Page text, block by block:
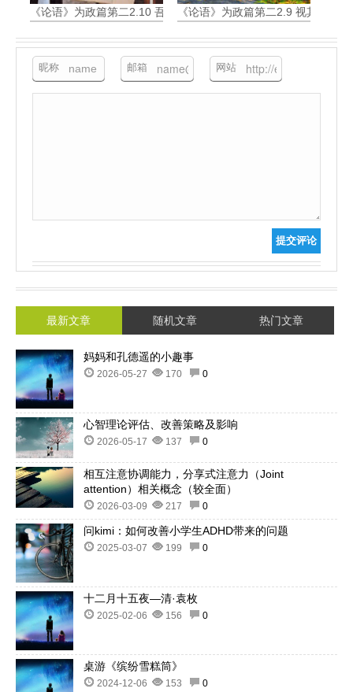
《论语》为政篇第二2.10 吾与回言终日，不违如愚
《论语》为政篇第二2.9 视其所以
昵称 邮箱 网站
提交评论
最新文章 随机文章 热门文章
妈妈和孔德遥的小趣事
2026-05-27 170 0
心智理论评估、改善策略及影响
2026-05-17 137 0
相互注意协调能力，分享式注意力（Joint
attention）相关概念（较全面）
2026-03-09 217 0
问kimi：如何改善小学生ADHD带来的问题
2025-03-07 199 0
十二月十五夜—清·袁枚
2025-02-06 156 0
桌游《缤纷雪糕筒》
2024-12-06 153 0